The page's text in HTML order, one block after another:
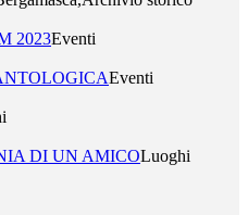
2023Eventi
Eventi
DI UN AMICOLuoghi